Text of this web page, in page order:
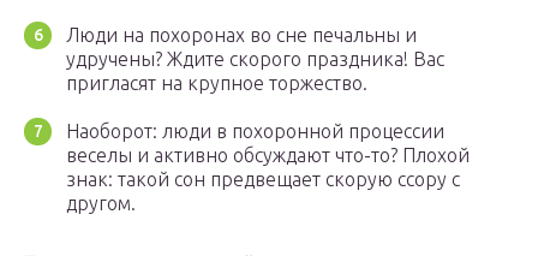
Люди на похоронах во сне печальны и
удручены? Ждите скорого праздника! Вас
пригласят на крупное торжество.
Наоборот: люди в похоронной процессии
веселы и активно обсуждают что-то? Плохой
знак: такой сон предвещает скорую ссору с
другом.